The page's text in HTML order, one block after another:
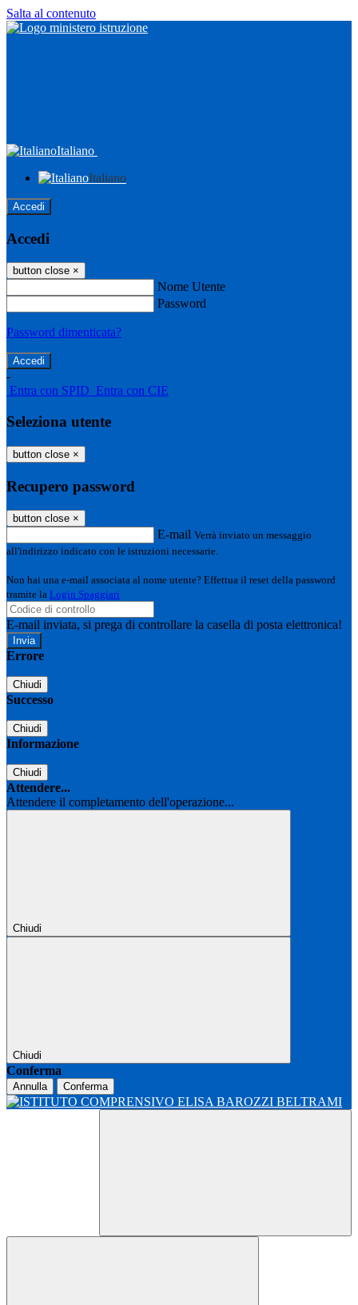
Salta al contenuto
Italiano
Italiano
Accedi
Accedi
button close ×
Nome Utente
Password
Password dimenticata?
-
Entra con SPID Entra con CIE
Seleziona utente
button close ×
Recupero password
button close ×
E-mail Verrà inviato un messaggio
all'indirizzo indicato con le istruzioni necessarie.
Non hai una e-mail associata al nome utente? Effettua il reset della password
tramite la Login Spaggiari
E-mail inviata, si prega di controllare la casella di posta elettronica!
Errore
Chiudi
Successo
Chiudi
Informazione
Chiudi
Attendere...
Attendere il completamento dell'operazione...
Chiudi
Chiudi
Conferma
Annulla Conferma